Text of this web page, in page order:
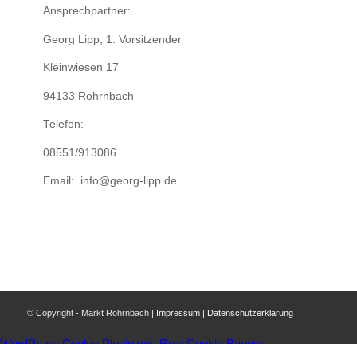
Ansprechpartner:
Georg Lipp, 1. Vorsitzender
Kleinwiesen 17
94133 Röhrnbach
Telefon:
08551/913086
Email: info@georg-lipp.de
© Copyright - Markt Röhrnbach | Impressum| Datenschutzerklärung